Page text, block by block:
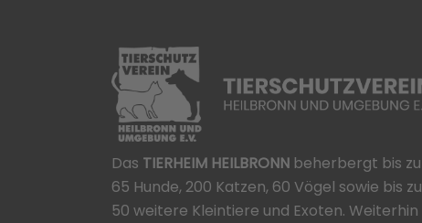
Das TIERHEIM HEILBRONN beherbergt bis zu
65 Hunde, 200 Katzen, 60 Vögel sowie bis zu
50 weitere Kleintiere und Exoten. Weiterhin